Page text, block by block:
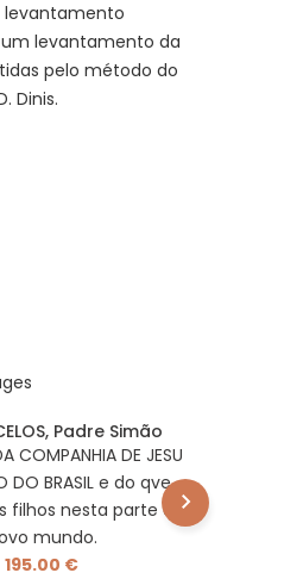
levantamento
um levantamento da
pelo método do
Dinis.
Padre Simão
COMPANHIA DE JESU
DO BRASIL e do qve
filhos nesta parte do
mundo.
195.00 €